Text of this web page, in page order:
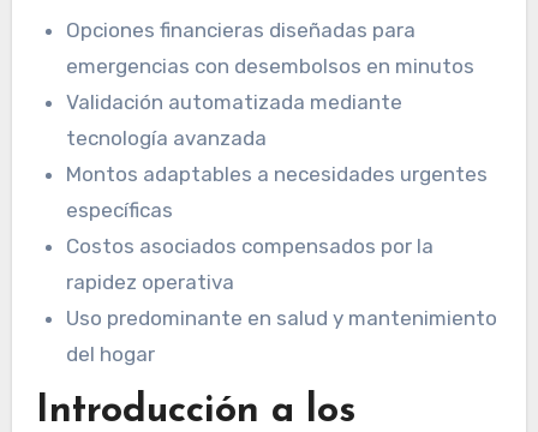
Opciones financieras diseñadas para
emergencias con desembolsos en minutos
Validación automatizada mediante
tecnología avanzada
Montos adaptables a necesidades urgentes
específicas
Costos asociados compensados por la
rapidez operativa
Uso predominante en salud y mantenimiento
del hogar
Introducción a los